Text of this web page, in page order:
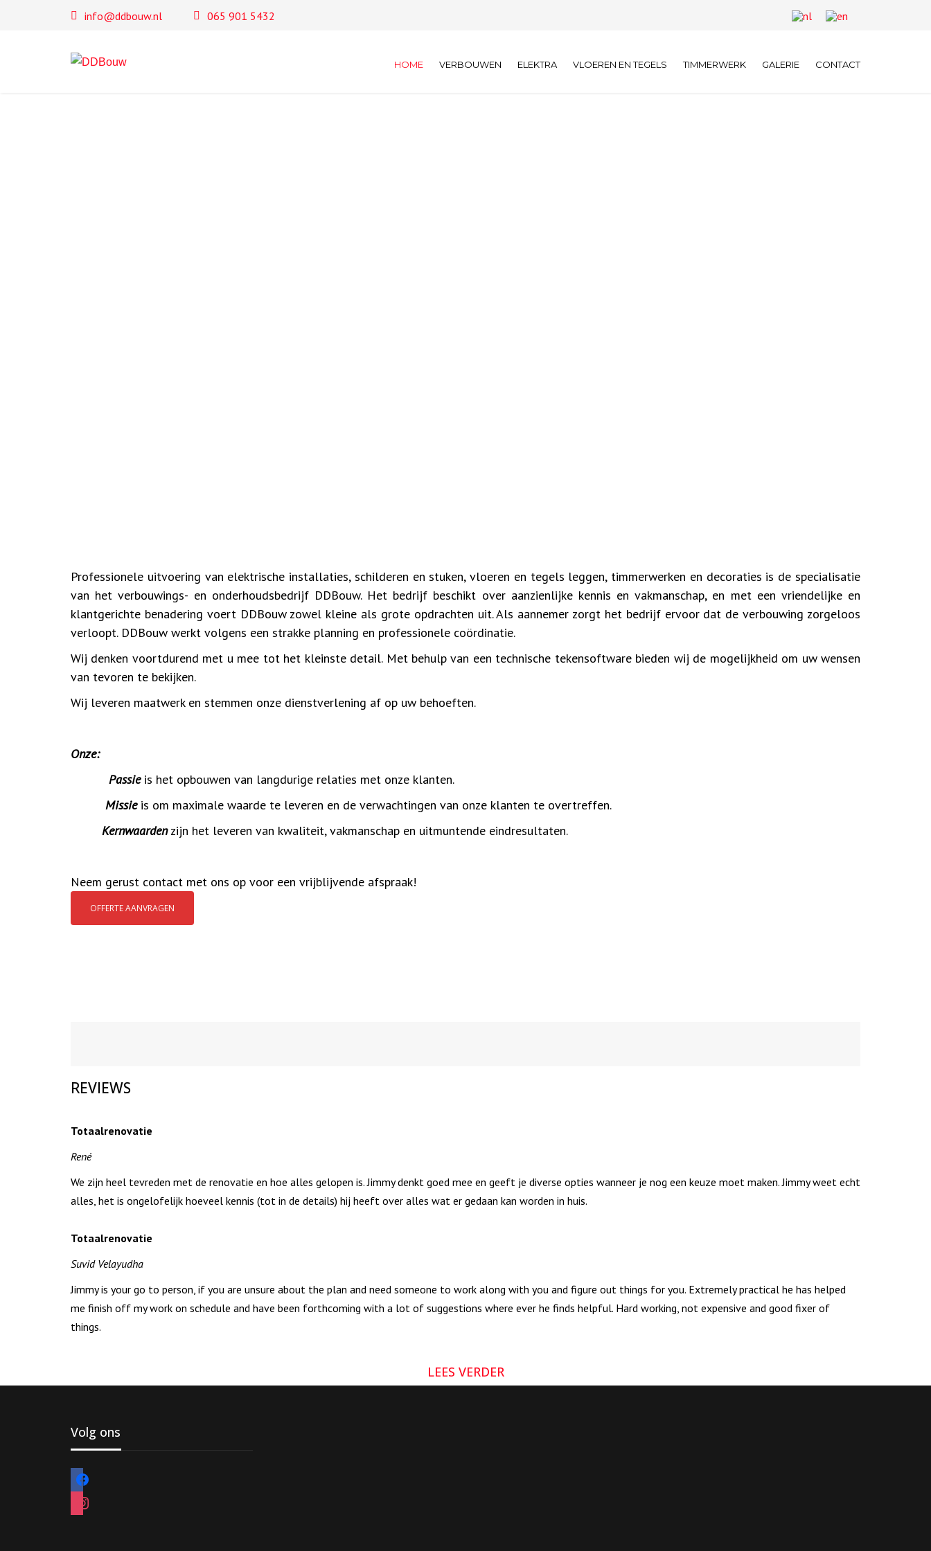
info@ddbouw.nl 065 901 5432
HOME VERBOUWEN ELEKTRA VLOEREN EN TEGELS TIMMERWERK GALERIE CONTACT
Professionele uitvoering van elektrische installaties, schilderen en stuken, vloeren en tegels leggen, timmerwerken en decoraties is de specialisatie
van het verbouwings- en onderhoudsbedrijf DDBouw. Het bedrijf beschikt over aanzienlijke kennis en vakmanschap, en met een vriendelijke en
klantgerichte benadering voert DDBouw zowel kleine als grote opdrachten uit. Als aannemer zorgt het bedrijf ervoor dat de verbouwing zorgeloos
verloopt. DDBouw werkt volgens een strakke planning en professionele coördinatie.
Wij denken voortdurend met u mee tot het kleinste detail. Met behulp van een technische tekensoftware bieden wij de mogelijkheid om uw wensen
van tevoren te bekijken.
Wij leveren maatwerk en stemmen onze dienstverlening af op uw behoeften.
Onze:
Passieis het opbouwen van langdurige relaties met onze klanten.
Missieis om maximale waarde te leveren en de verwachtingen van onze klanten te overtreffen.
Kernwaardenzijn het leveren van kwaliteit, vakmanschap en uitmuntende eindresultaten.
Neem gerust contact met ons op voor een vrijblijvende afspraak!
OFFERTE AANVRAGEN
REVIEWS
Totaalrenovatie
René
We zijn heel tevreden met de renovatie en hoe alles gelopen is. Jimmy denkt goed mee en geeft je diverse opties wanneer je nog een keuze moet maken. Jimmy weet echt
alles, het is ongelofelijk hoeveel kennis (tot in de details) hij heeft over alles wat er gedaan kan worden in huis.
Totaalrenovatie
Suvid Velayudha
Jimmy is your go to person, if you are unsure about the plan and need someone to work along with you and figure out things for you. Extremely practical he has helped
me finish off my work on schedule and have been forthcoming with a lot of suggestions where ever he finds helpful. Hard working, not expensive and good fixer of
things.
LEES VERDER
Volg ons
facebook
instagram